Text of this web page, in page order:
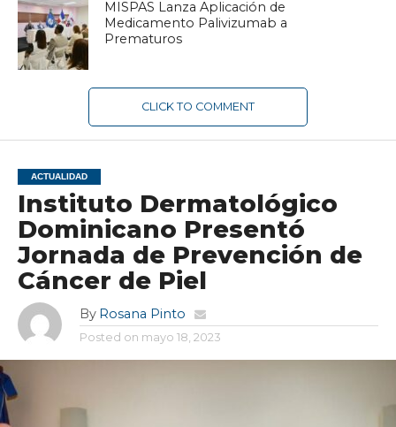
MISPAS Lanza Aplicación de
Medicamento Palivizumab a
Prematuros
CLICK TO COMMENT
ACTUALIDAD
Instituto Dermatológico
Dominicano Presentó
Jornada de Prevención de
Cáncer de Piel
By Rosana Pinto
Posted on mayo 18, 2023